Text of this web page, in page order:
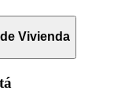
Macroproyectos de Vivienda